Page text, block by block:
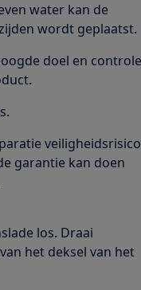
water kan de
wordt geplaatst.
doel en
garantie kan doen
los. Draai
het deksel van het